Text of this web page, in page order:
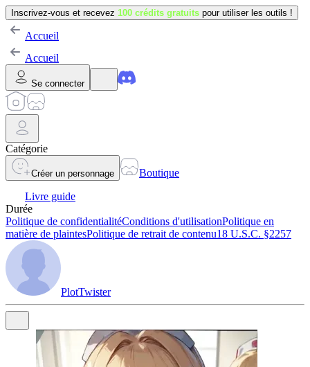
Inscrivez-vous et recevez 100 crédits gratuits pour utiliser les outils !
Accueil
Accueil
Se connecter
Catégorie
Créer un personnage
Boutique
Livre guide
Durée
Politique de confidentialitéConditions d'utilisationPolitique en
matière de plaintesPolitique de retrait de contenu18 U.S.C. §2257
PlotTwister